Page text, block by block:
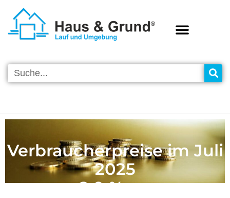
Verbraucherpreise im Juli
2025
+ 2,0 % zum